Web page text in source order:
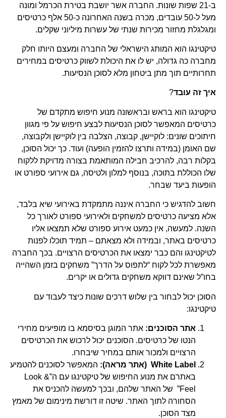
ב-21 שפות שונות. החברה אשר יושבת בטירת הכרמל ומונה
מעל ל-50 עובדים, מכרה בשנה האחרונה כ-50 אלף כרטיסים
ומגלגלת מחזור מכירות שנתי של עשרות מיליוני שקלים.
טיקטינגו הוא המותג הישראלי של החברה ומעצם היותו חלק
מחברה כה גדולה, יש לו את היכולת לשווק כרטיסים במחירים
תחרותיים תוך מתן ביטחון מלא לסוכן הנסיעות.
איך זה עובד?
טיקטינגו הוא בראש ובראשונה מנוע חיפוש מתקדם של
כרטיסים המאפשר לסוכן הנסיעות לבצע חיפוש על פי מגוון
חיתוכים שונים: לוקיישן, קבוצה, הצלבה בין לוקיישן ולקבוצה,
שם האומן (במידה ותרצו להזמין הופעה) ועוד. כך יכול הסוכן,
בקלות רבה, להרכיב חבילה המותאמת בצורה מדויקת ללקוח
שלו הכוללת בתוכה, בנוסף למלון ולטיסה, גם אירועי ספורט או
הופעות ביעד שבחר.
חשוב להדגיש כי החברה איננה מתמקדת באירועי שיא בלבד,
אלא מציעה כרטיסים למשחקים ולאירועי ספורט לאורך כל
השנה. למעשה, אין כמעט אירוע ספורט שלא תמצאו אליו
כרטיסים באתר, ובמידה ולא מצאתם – תמיד תוכלו לפנות
לטיקטינגו והם כבר ימצאו את הכרטיסים הרצויים. בכך החברה
מאפשרת לכל לקוח “לתפוס על הדרך” משחקים בזמן השהייה
בחו”ל שאינם דווקא משחקים גדולים או יקרים.
הסוכן יכול לבחור בין שלוש דרכים שונות כיצד לעבוד עם
טיקטינגו:
אתר הסוכנים:אתר המוגן בסיסמא בו מופיעים מחירי
הנטו של כרטיסים. הסוכנים יכול לרכוש את הכרטיסים
הרצויים ולמכור אותם במחיר שיבחרו.
White Label (אתר מראה):המאפשר לסוכנים להטמיע
באתרם את מנוע החיפוש של טיקטינגו עם ה”Look &
Feel” של האתר שלהם, ובכך למעשה להכניס את
הסחורה לתוך האתר. שיטה זו דורשת מינימום של מאמץ
מצד הסוכן.